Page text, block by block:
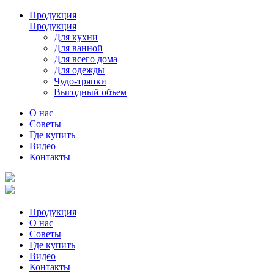
Продукция
Продукция
Для кухни
Для ванной
Для всего дома
Для одежды
Чудо-тряпки
Выгодный объем
О нас
Советы
Где купить
Видео
Контакты
Продукция
О нас
Советы
Где купить
Видео
Контакты